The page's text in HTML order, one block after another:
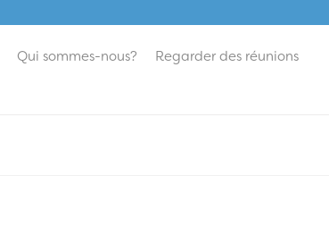
Qui sommes-nous?
Regarder des réunions